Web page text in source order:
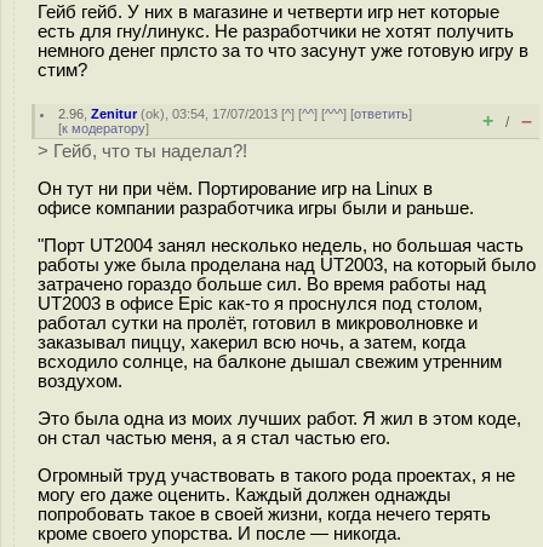
Гейб гейб. У них в магазине и четверти игр нет которые
есть для гну/линукс. Не разработчики не хотят получить
немного денег прлсто за то что засунут уже готовую игру в
стим?
2.96 ,Zenitur(ok), 03:54, 17/07/2013 [^] [^^] [^^^] [ответить]
[к модератору] + / –
> Гейб, что ты наделал?!
Он тут ни при чём. Портирование игр на Linux в
офисе компании разработчика игры были и раньше.
"Порт UT2004 занял несколько недель, но большая часть
работы уже была проделана над UT2003, на который было
затрачено гораздо больше сил. Во время работы над
UT2003 в офисе Epic как-то я проснулся под столом,
работал сутки на пролёт, готовил в микроволновке и
заказывал пиццу, хакерил всю ночь, а затем, когда
всходило солнце, на балконе дышал свежим утренним
воздухом.
Это была одна из моих лучших работ. Я жил в этом коде,
он стал частью меня, а я стал частью его.
Огромный труд участвовать в такого рода проектах, я не
могу его даже оценить. Каждый должен однажды
попробовать такое в своей жизни, когда нечего терять
кроме своего упорства. И после — никогда.